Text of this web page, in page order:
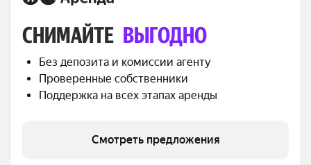
СНИМАЙТЕ ВЫГОДНО
Без депозита и комиссии агенту
Проверенные собственники
Поддержка на всех этапах аренды
Смотреть предложения